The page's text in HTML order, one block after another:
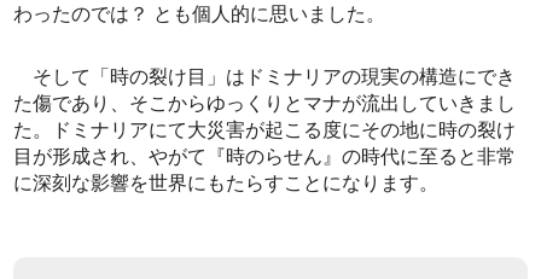
わったのでは？ とも個人的に思いました。
そして「時の裂け目」はドミナリアの現実の構造にでき
た傷であり、そこからゆっくりとマナが流出していきまし
た。ドミナリアにて大災害が起こる度にその地に時の裂け
目が形成され、やがて『時のらせん』の時代に至ると非常
に深刻な影響を世界にもたらすことになります。